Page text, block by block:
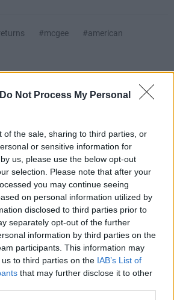
Do Not Process My Personal
of the sale, sharing to third parties, or
or sensitive information for
us, please use the below opt-out
selection. Please note that after your
you may continue seeing
on personal information utilized by
disclosed to third parties prior to
separately opt-out of the further
information by third parties on the
participants. This information may
to third parties on the IAB’s List of
that may further disclose it to other
#mcgee
#american
2011. 03. 03.
aludt, bejelentették az